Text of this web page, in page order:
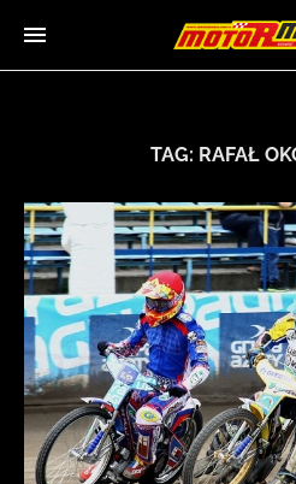
TAG: RAFAŁ